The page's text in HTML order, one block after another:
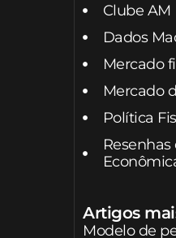
Clube AM
Dados
Mercado
Mercado
Política
Artigos
Modelo de